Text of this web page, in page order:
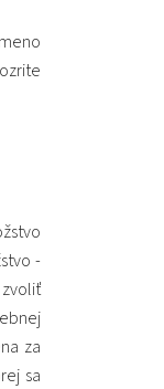
-
za
sa